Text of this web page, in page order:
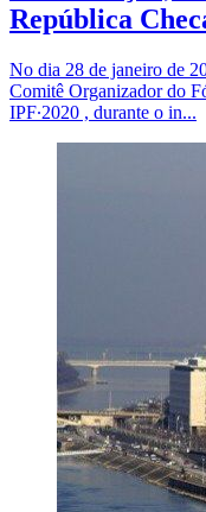
República
No dia 28 de janeiro de
Comitê Organizador do
IPF∙2020 , durante o in...